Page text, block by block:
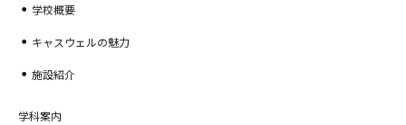
学校概要
キャスウェルの魅力
施設紹介
学科案内